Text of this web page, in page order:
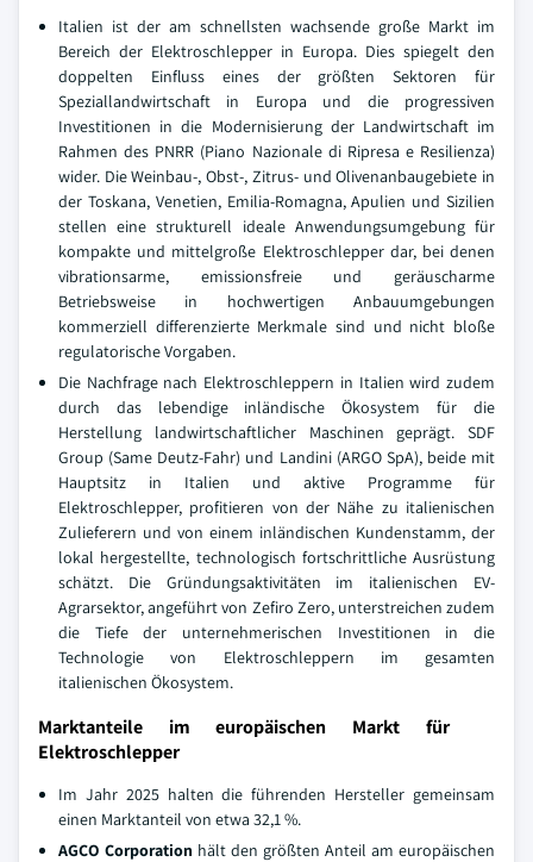
Italien ist der am schnellsten wachsende große Markt im
Bereich der Elektroschlepper in Europa. Dies spiegelt den
doppelten Einfluss eines der größten Sektoren für
Speziallandwirtschaft in Europa und die progressiven
Investitionen in die Modernisierung der Landwirtschaft im
Rahmen des PNRR (Piano Nazionale di Ripresa e Resilienza)
wider. Die Weinbau-, Obst-, Zitrus- und Olivenanbaugebiete in
der Toskana, Venetien, Emilia-Romagna, Apulien und Sizilien
stellen eine strukturell ideale Anwendungsumgebung für
kompakte und mittelgroße Elektroschlepper dar, bei denen
vibrationsarme, emissionsfreie und geräuscharme
Betriebsweise in hochwertigen Anbauumgebungen
kommerziell differenzierte Merkmale sind und nicht bloße
regulatorische Vorgaben.
Die Nachfrage nach Elektroschleppern in Italien wird zudem
durch das lebendige inländische Ökosystem für die
Herstellung landwirtschaftlicher Maschinen geprägt. SDF
Group (Same Deutz-Fahr) und Landini (ARGO SpA), beide mit
Hauptsitz in Italien und aktive Programme für
Elektroschlepper, profitieren von der Nähe zu italienischen
Zulieferern und von einem inländischen Kundenstamm, der
lokal hergestellte, technologisch fortschrittliche Ausrüstung
schätzt. Die Gründungsaktivitäten im italienischen EV-
Agrarsektor, angeführt von Zefiro Zero, unterstreichen zudem
die Tiefe der unternehmerischen Investitionen in die
Technologie von Elektroschleppern im gesamten
italienischen Ökosystem.
Marktanteile im europäischen Markt für
Elektroschlepper
Im Jahr 2025 halten die führenden Hersteller gemeinsam
einen Marktanteil von etwa 32,1 %.
AGCO Corporation hält den größten Anteil am europäischen